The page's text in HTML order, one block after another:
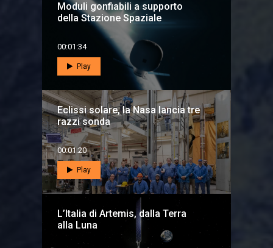
Moduli gonfiabili a supporto
della Stazione Spaziale
00:01:34
Play
Eclissi solare, la Nasa lancia tre
razzi sonda
00:01:20
Play
L’Italia di Artemis, dalla Terra
alla Luna